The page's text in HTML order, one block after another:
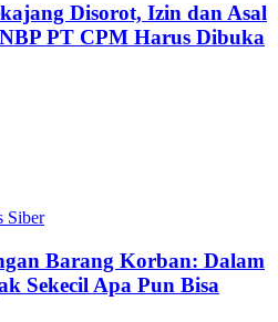
Disorot, Izin dan Asal
PT CPM Harus Dibuka
Siber
Barang Korban: Dalam
Sekecil Apa Pun Bisa